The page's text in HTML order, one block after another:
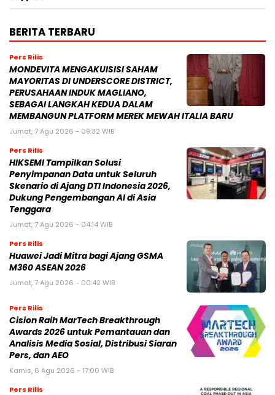
BERITA TERBARU
Pers Rilis
MONDEVITA MENGAKUISISI SAHAM
MAYORITAS DI UNDERSCORE DISTRICT,
PERUSAHAAN INDUK MAGLIANO,
SEBAGAI LANGKAH KEDUA DALAM
MEMBANGUN PLATFORM MEREK MEWAH ITALIA BARU
Jumat, 7 Agu 2026 - 09:32 WIB
Pers Rilis
HIKSEMI Tampilkan Solusi
Penyimpanan Data untuk Seluruh
Skenario di Ajang DTI Indonesia 2026,
Dukung Pengembangan AI di Asia
Tenggara
Jumat, 7 Agu 2026 - 04:14 WIB
Pers Rilis
Huawei Jadi Mitra bagi Ajang GSMA
M360 ASEAN 2026
Jumat, 7 Agu 2026 - 00:42 WIB
Pers Rilis
Cision Raih MarTech Breakthrough
Awards 2026 untuk Pemantauan dan
Analisis Media Sosial, Distribusi Siaran
Pers, dan AEO
Kamis, 6 Agu 2026 - 17:00 WIB
Pers Rilis